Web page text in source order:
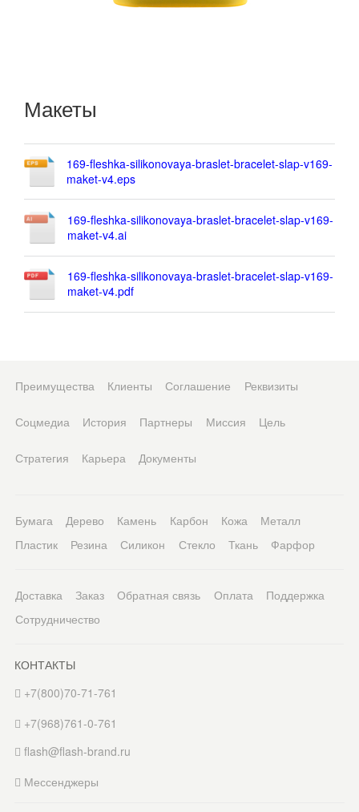
Макеты
169-fleshka-silikonovaya-braslet-bracelet-slap-v169-
maket-v4.eps
169-fleshka-silikonovaya-braslet-bracelet-slap-v169-
maket-v4.ai
169-fleshka-silikonovaya-braslet-bracelet-slap-v169-
maket-v4.pdf
Преимущества Клиенты Соглашение Реквизиты
Соцмедиа История Партнеры Миссия Цель
Стратегия Карьера Документы
Бумага Дерево Камень Карбон Кожа
Металл
Пластик
Резина Силикон Стекло Ткань Фарфор
Доставка Заказ Обратная связь Оплата
Поддержка
Сотрудничество
КОНТАКТЫ
+7(800)70-71-761
+7(968)761-0-761
flash@flash-brand.ru
Мессенджеры